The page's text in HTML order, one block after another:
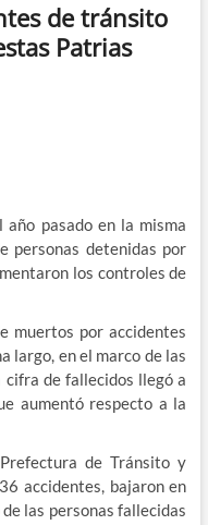
de tránsito
Patrias
pasado en la misma
personas detenidas por
los controles de
muertos por accidentes
largo, en el marco de las
cifra de fallecidos llegó a
aumentó respecto a la
de Tránsito y
accidentes, bajaron en
las personas fallecidas